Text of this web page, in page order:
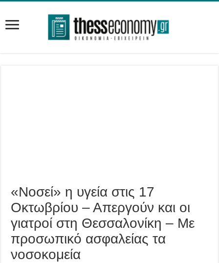
«Νοσεί» η υγεία στις 17
Οκτωβρίου – Απεργούν και οι
γιατροί στη Θεσσαλονίκη – Με
προσωπικό ασφαλείας τα
νοσοκομεία